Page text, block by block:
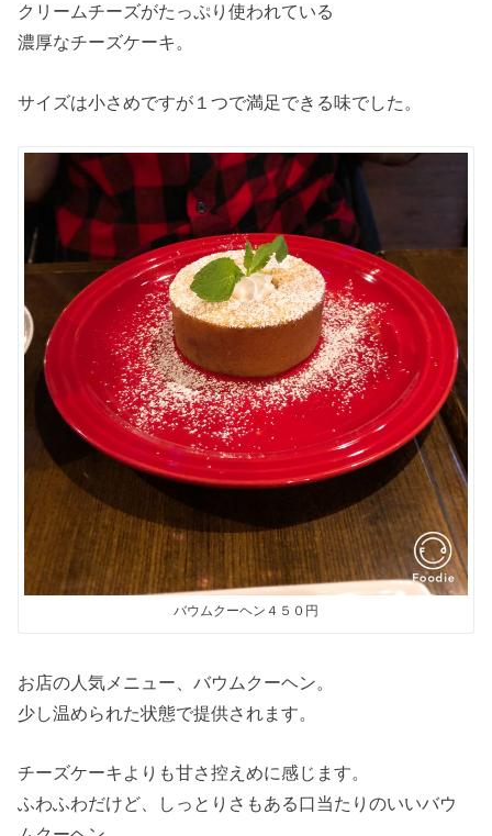
クリームチーズがたっぷり使われている
濃厚なチーズケーキ。
サイズは小さめですが１つで満足できる味でした。
バウムクーヘン４５０円
お店の人気メニュー、バウムクーヘン。
少し温められた状態で提供されます。
チーズケーキよりも甘さ控えめに感じます。
ふわふわだけど、しっとりさもある口当たりのいいバウ